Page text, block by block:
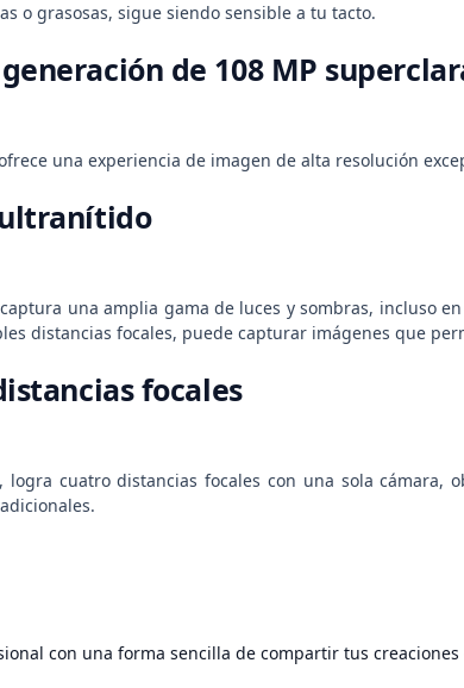
o grasosas, sigue siendo sensible a tu tacto.
de 108 MP
una experiencia de imagen de alta resolución
una amplia gama de luces y sombras, incluso
distancias focales, puede capturar imágenes que
focales
logra cuatro distancias focales con una sola cámara,
con una forma sencilla de compartir tus